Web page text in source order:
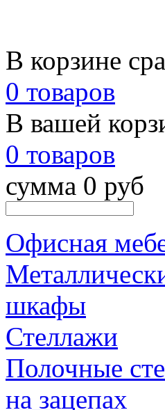
В корзине
0 товаров
В вашей
0 товаров
сумма 0 руб
Офисная
шкафы
Стеллажи
Полочные
на зацепах